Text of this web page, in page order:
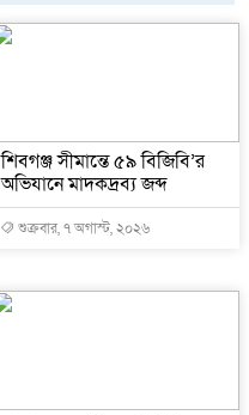
শিবগঞ্জ সীমান্তে ৫৯ বিজিবি’র
অভিযানে মাদকদ্রব্য জব্দ
শুক্রবার, ৭ অগাস্ট, ২০২৬